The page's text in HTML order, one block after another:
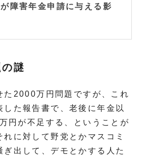
障害年金申請に与える影
謎
た2000万円問題ですが、これ
した報告書で、老後に年金以
円が不足する、ということが
に対して野党とかマスコミ
ぎ出して、デモとかする人た